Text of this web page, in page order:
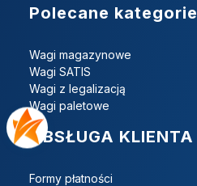
Linki w stopce
Polecane kategorie
Wagi magazynowe
Wagi SATIS
Wagi z legalizacją
Wagi paletowe
OBSŁUGA KLIENTA
Formy płatności